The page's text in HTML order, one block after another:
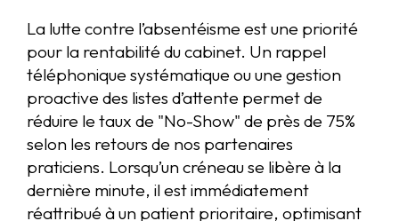
La lutte contre l’absentéisme est une priorité
pour la rentabilité du cabinet. Un rappel
téléphonique systématique ou une gestion
proactive des listes d’attente permet de
réduire le taux de "No-Show" de près de 75%
selon les retours de nos partenaires
praticiens. Lorsqu’un créneau se libère à la
dernière minute, il est immédiatement
réattribué à un patient prioritaire, optimisant